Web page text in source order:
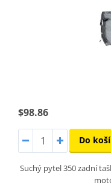
$98.86
Do
Suchý pytel 350 zadní